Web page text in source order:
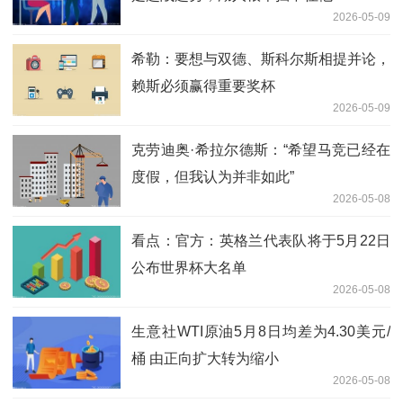
2026-05-09
希勒：要想与双德、斯科尔斯相提并论，
赖斯必须赢得重要奖杯
2026-05-09
克劳迪奥·希拉尔德斯：“希望马竞已经在
度假，但我认为并非如此”
2026-05-08
看点：官方：英格兰代表队将于5月22日
公布世界杯大名单
2026-05-08
生意社WTI原油5月8日均差为4.30美元/
桶 由正向扩大转为缩小
2026-05-08